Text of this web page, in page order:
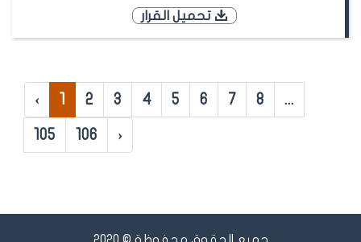
تحميل القرار
‹ 1 2 3 4 5 6 7 8 ...
105 106 ›